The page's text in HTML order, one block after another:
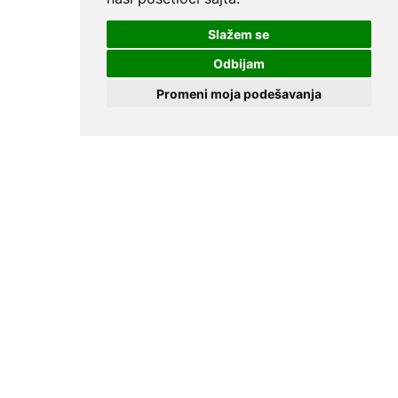
Slažem se
Odbijam
Promeni moja podešavanja